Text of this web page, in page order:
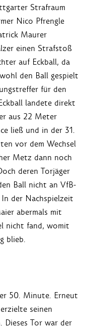
Strafraum
Nico Pfrengle
Maurer
einen Strafstoß
auf Eckball, da
den Ball gespielt
für den
landete direkt
aus 22 Meter
ließ und in der 31.
vor dem Wechsel
Metz dann noch
deren Torjäger
Ball nicht an VfB-
der Nachspielzeit
abermals mit
nicht fand, womit
blieb.
50. Minute. Erneut
seinen
Tor war der